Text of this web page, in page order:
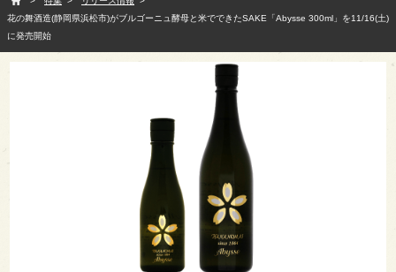
花の舞酒造(静岡県浜松市)がブルゴーニュ酵母と米でできたSAKE「Abysse 300ml」を11/16(土)
に発売開始